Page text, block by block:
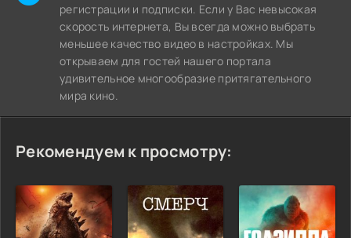
регистрации и подписки. Если у Вас невысокая
скорость интернета, Вы всегда можно выбрать
меньшее качество видео в настройках. Мы
открываем для гостей нашего портала
удивительное многообразие притягательного
мира кино.
Рекомендуем к просмотру: